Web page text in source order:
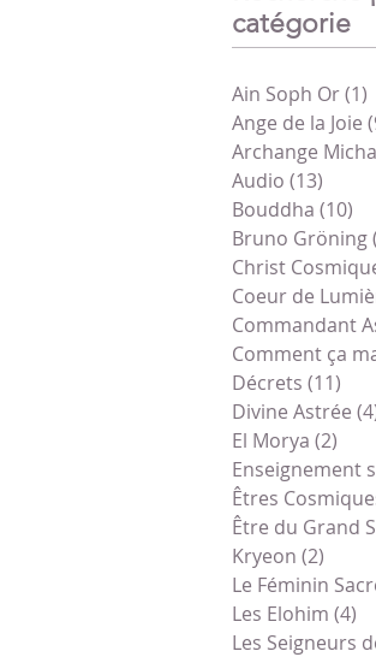
catégorie
Ain Soph Or(1)
Ange de la Joie
Archange
Audio (13)
Bouddha (10)
Bruno Gröning
Christ
Coeur de
Commandant
Comment ça
Décrets (11)
Divine Astrée
El Morya (2)
Enseignement
Êtres
Être du Grand
Kryeon (2)
Le Féminin
Les Elohim (4)
Les Seigneurs